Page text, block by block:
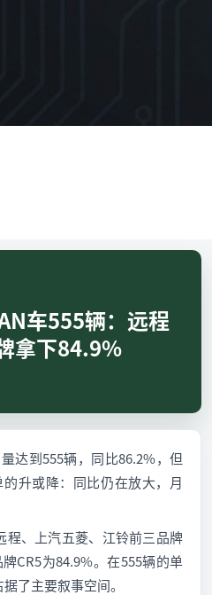
车555辆：远程
拿下84.9%
达到555辆，同比86.2%，但
升或降：同比仍在放大，月
程、上汽五菱、江铃前三品牌
CR5为84.9%。在555辆的单
了主要叙事空间。